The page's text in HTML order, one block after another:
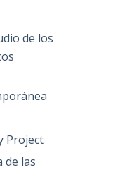
de los
Project
de las